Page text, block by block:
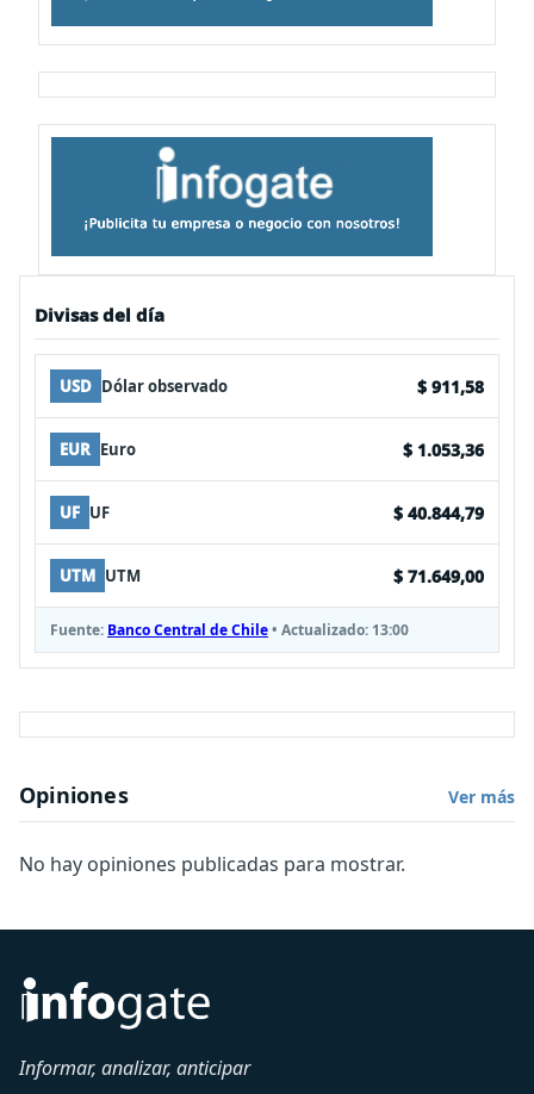
Divisas del día
USD Dólar observado $ 911,58
EUR Euro $ 1.053,36
UF UF $ 40.844,79
UTM UTM $ 71.649,00
Fuente: Banco Central de Chile• Actualizado: 13:00
Opiniones Ver más
No hay opiniones publicadas para mostrar.
Informar, analizar, anticipar